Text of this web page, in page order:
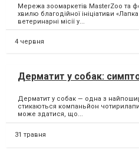
Мережа зоомаркетів MasterZoo та
хвилю благодійної ініціативи
ветеринарні місії у...
4 червня
Дерматит у собак:
Дерматит у собак — одна з
стикаються компаньйон
може здатися, що...
31 травня